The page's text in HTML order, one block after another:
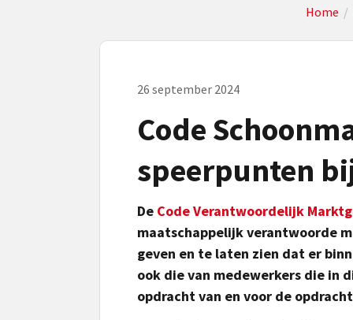
Home /
26 september 2024
Code
speerpunten
De Code Verantwoordelijk
maatschappelijk verantwoorde
geven en te laten zien dat er
ook die van medewerkers die in
opdracht van en voor de